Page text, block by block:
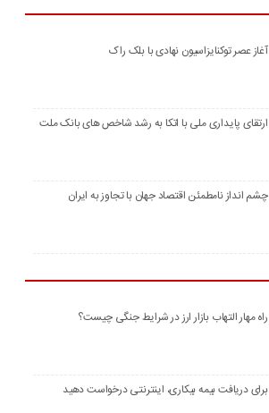
آغاز عصر توکنایزاسیون نهادی با بلک راک
ارتقای پایداری ملی با اتکا به رشد شاخص های بانک ملت
چشم انداز نامطمئن اقتصاد جهان با تجاوز به ایران
راه مهار التهاب بازار ارز در شرایط جنگی چیست؟
برای دریافت بیمه بیکاری، اینترنتی درخواست دهید